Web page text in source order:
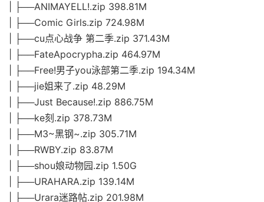
| ├──ANIMAYELL!.zip 398.81M
| ├──Comic Girls.zip 724.98M
| ├──cu点心战争 第二季.zip 371.43M
| ├──FateApocrypha.zip 464.97M
| ├──Free!男子you泳部第二季.zip 194.34M
| ├──jie姐来了.zip 48.29M
| ├──Just Because!.zip 886.75M
| ├──ke刻.zip 378.73M
| ├──M3~黑钢~.zip 305.71M
| ├──RWBY.zip 83.87M
| ├──shou娘动物园.zip 1.50G
| ├──URAHARA.zip 139.14M
| ├──Urara迷路帖.zip 201.98M